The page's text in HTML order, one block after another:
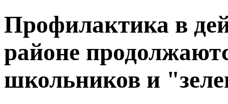
Профилактика в
районе
школьников и